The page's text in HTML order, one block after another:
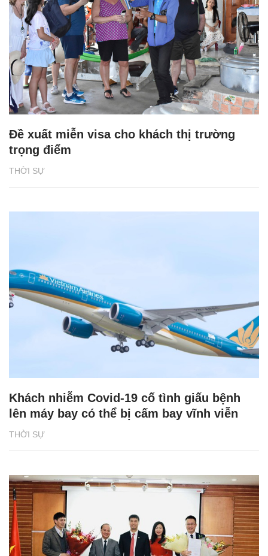
THỜI SỰ
Đề xuất miễn visa cho khách thị trường
trọng điểm
THỜI SỰ
Khách nhiễm Covid-19 cố tình giấu bệnh
lên máy bay có thể bị cấm bay vĩnh viễn